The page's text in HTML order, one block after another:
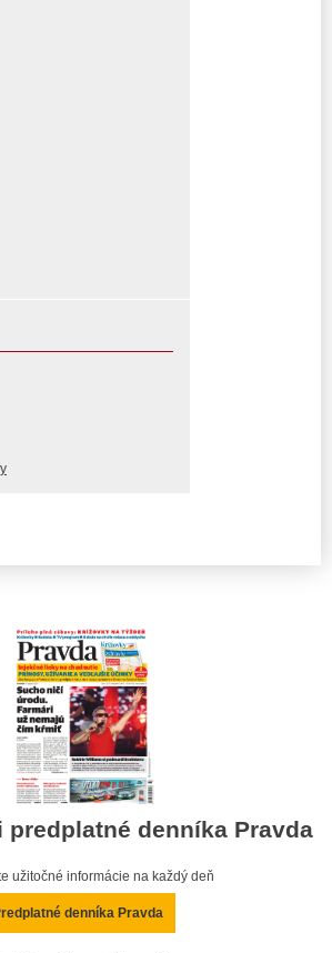
predplatné denníka Pravda
užitočné informácie na každý deň
denníka Pravda